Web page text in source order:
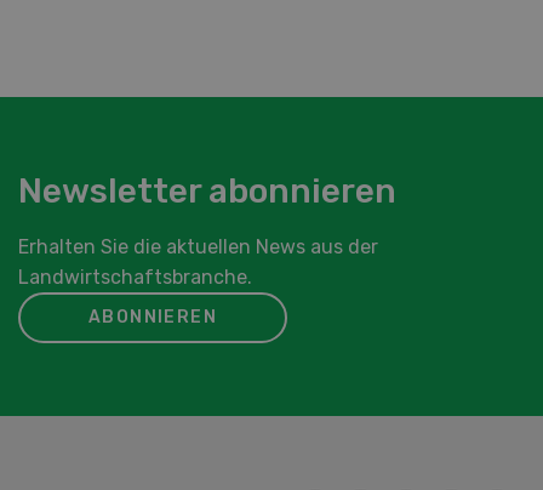
Newsletter abonnieren
Erhalten Sie die aktuellen News aus der
Landwirtschaftsbranche.
ABONNIEREN